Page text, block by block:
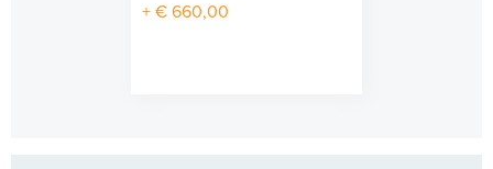
+ € 660,00